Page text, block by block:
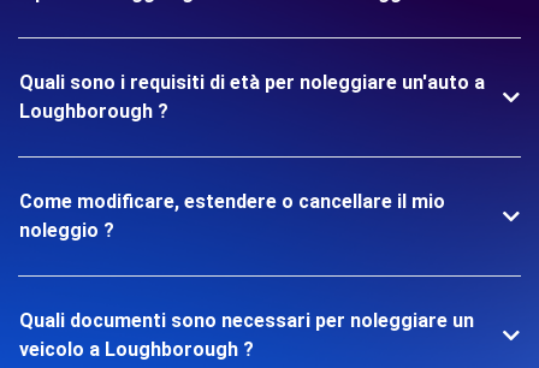
Quali sono i requisiti di età per noleggiare un'auto a
Loughborough ?
Come modificare, estendere o cancellare il mio
noleggio ?
Quali documenti sono necessari per noleggiare un
veicolo a Loughborough ?